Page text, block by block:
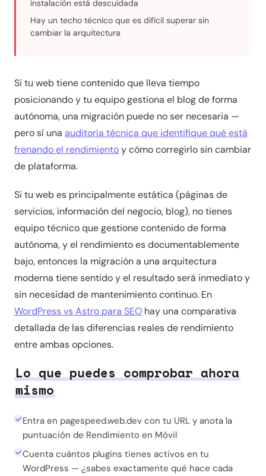
instalación está descuidada
Hay un techo técnico que es difícil superar sin
cambiar la arquitectura
Si tu web tiene contenido que lleva tiempo
posicionando y tu equipo gestiona el blog de forma
autónoma, una migración puede no ser necesaria —
pero sí una auditoría técnica que identifique qué está
frenando el rendimientoy cómo corregirlo sin cambiar
de plataforma.
Si tu web es principalmente estática (páginas de
servicios, información del negocio, blog), no tienes
equipo técnico que gestione contenido de forma
autónoma, y el rendimiento es documentablemente
bajo, entonces la migración a una arquitectura
moderna tiene sentido y el resultado será inmediato y
sin necesidad de mantenimiento continuo. En
WordPress vs Astro para SEO hay una comparativa
detallada de las diferencias reales de rendimiento
entre ambas opciones.
Lo que puedes comprobar ahora
mismo
Entra en pagespeed.web.dev con tu URL y anota la
puntuación de Rendimiento en Móvil
Cuenta cuántos plugins tienes activos en tu
WordPress — ¿sabes exactamente qué hace cada